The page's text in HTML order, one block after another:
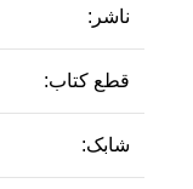
ناشر:
قطع کتاب:
شابک: